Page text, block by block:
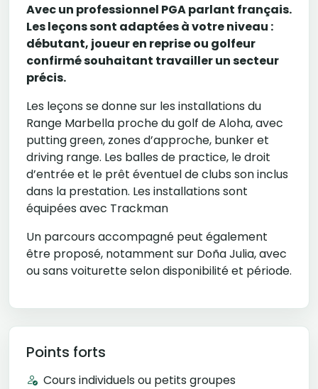
Avec un professionnel PGA parlant français.
Les leçons sont adaptées à votre niveau :
débutant, joueur en reprise ou golfeur
confirmé souhaitant travailler un secteur
précis.
Les leçons se donne sur les installations du
Range Marbella proche du golf de Aloha, avec
putting green, zones d’approche, bunker et
driving range. Les balles de practice, le droit
d’entrée et le prêt éventuel de clubs son inclus
dans la prestation. Les installations sont
équipées avec Trackman
Un parcours accompagné peut également
être proposé, notamment sur Doña Julia, avec
ou sans voiturette selon disponibilité et période.
Points forts
Cours individuels ou petits groupes